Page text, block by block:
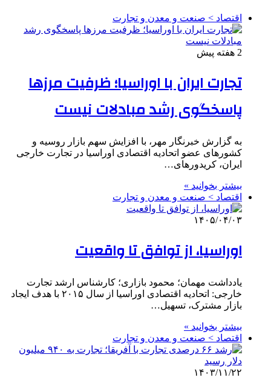
اقتصاد > صنعت و معدن و تجارت
2 هفته پیش
تجارت ایران با اوراسیا؛ ظرفیت مرزها
پاسخگوی رشد مبادلات نیست
به گزارش خبرنگار مهر، با افزایش سهم بازار روسیه و
کشورهای عضو اتحادیه اقتصادی اوراسیا در تجارت خارجی
ایران، کریدورهای…
بیشتر بخوانید »
اقتصاد > صنعت و معدن و تجارت
۱۴۰۵/۰۴/۰۳
اوراسیا، از توافق تا واقعیت
یادداشت مهمان؛ محمود بازاری؛ کارشناس ارشد تجارت
خارجی: اتحادیه اقتصادی اوراسیا از سال ۲۰۱۵ با هدف ایجاد
بازار مشترک، تسهیل…
بیشتر بخوانید »
اقتصاد > صنعت و معدن و تجارت
۱۴۰۳/۱۱/۲۲